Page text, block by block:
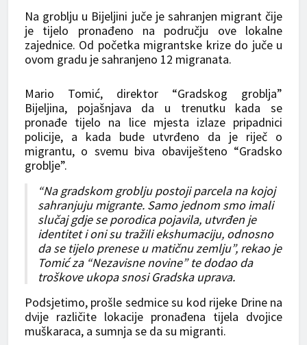
Na groblju u Bijeljini juče je sahranjen migrant čije
je tijelo pronađeno na području ove lokalne
zajednice. Od početka migrantske krize do juče u
ovom gradu je sahranjeno 12 migranata.
Mario Tomić, direktor “Gradskog groblja”
Bijeljina, pojašnjava da u trenutku kada se
pronađe tijelo na lice mjesta izlaze pripadnici
policije, a kada bude utvrđeno da je riječ o
migrantu, o svemu biva obaviješteno “Gradsko
groblje”.
“Na gradskom groblju postoji parcela na kojoj
sahranjuju migrante. Samo jednom smo imali
slučaj gdje se porodica pojavila, utvrđen je
identitet i oni su tražili ekshumaciju, odnosno
da se tijelo prenese u matičnu zemlju”, rekao je
Tomić za “Nezavisne novine” te dodao da
troškove ukopa snosi Gradska uprava.
Podsjetimo, prošle sedmice su kod rijeke Drine na
dvije različite lokacije pronađena tijela dvojice
muškaraca, a sumnja se da su migranti.